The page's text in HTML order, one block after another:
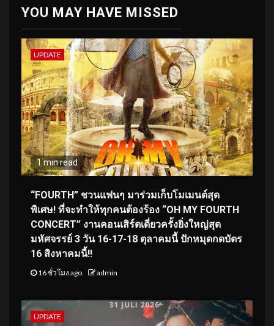
YOU MAY HAVE MISSED
UPDATE
1 min read
“FOURTH” ชวนแฟนๆ มาร่วมเก็บโมเมนต์สุด
พิเศษ! ที่จะทำให้ทุกคนต้องร้อง “OH MY FOURTH
CONCERT” งานคอนเสิร์ตเดี่ยวครั้งยิ่งใหญ่สุด
มหัศจรรย์ 3 วัน 16-17-18 ตุลาคมนี้ ปักหมุดกดบัตร
16 สิงหาคมนี้!!
16 ชั่วโมง ago admin
UPDATE